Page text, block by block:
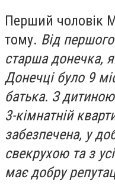
Перший чоловік
тому. Від
старша донечка,
Донечці було 9
батька. З
3-кімнатній
забезпечена, у
свекрухою та з
має добру